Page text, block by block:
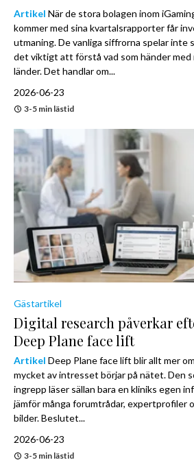
Artikel När de stora bolagen inom
kommer med sina kvartalsrapporter får
utmaning. De vanliga siffrorna spelar inte
det viktigt att förstå vad som händer med
länder. Det handlar om...
2026-06-23
3-5 min lästid
Gästartikel
Digital research påverkar
Deep Plane face lift
Artikel Deep Plane face lift blir allt mer
mycket av intresset börjar på nätet. Den
ingrepp läser sällan bara en kliniks egen
jämför många forumtrådar, expertprofiler
bilder. Beslutet...
2026-06-23
3-5 min lästid